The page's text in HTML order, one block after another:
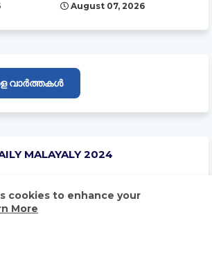
August 07, 2026
വാർത്തകൾ
MALAYALY 2024
cookies to enhance your
More